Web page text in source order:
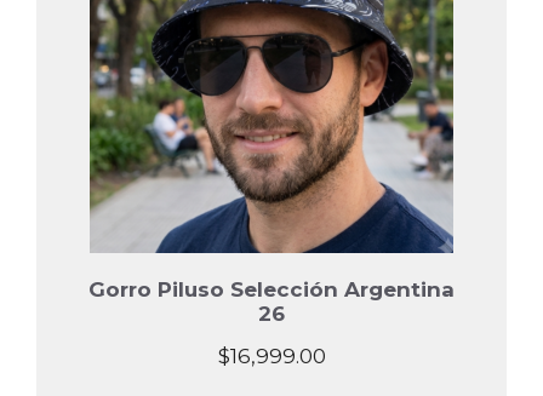
Gorro Piluso Selección Argentina
26
$16,999.00